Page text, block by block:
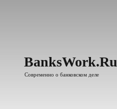
BanksWork.Ru
Современно о банковском деле